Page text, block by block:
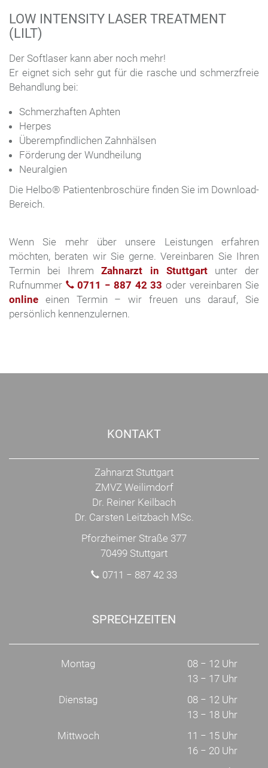
LOW INTENSITY LASER TREATMENT
(LILT)
Der Softlaser kann aber noch mehr!
Er eignet sich sehr gut für die rasche und schmerzfreie
Behandlung bei:
Schmerzhaften Aphten
Herpes
Überempfindlichen Zahnhälsen
Förderung der Wundheilung
Neuralgien
Die Helbo® Patientenbroschüre finden Sie im Download-
Bereich.
Wenn Sie mehr über unsere Leistungen erfahren
möchten, beraten wir Sie gerne. Vereinbaren Sie Ihren
Termin bei IhremZahnarzt in Stuttgartunter der
Rufnummer
0711 − 887 42 33 oder vereinbaren Sie
online einen Termin – wir freuen uns darauf, Sie
persönlich kennenzulernen.
KONTAKT
Zahnarzt Stuttgart
ZMVZ Weilimdorf
Dr. Reiner Keilbach
Dr. Carsten Leitzbach MSc.
Pforzheimer Straße 377
70499 Stuttgart
0711 − 887 42 33
SPRECHZEITEN
Montag
08 − 12 Uhr
13 − 17 Uhr
Dienstag
08 − 12 Uhr
13 − 18 Uhr
Mittwoch
11 − 15 Uhr
16 − 20 Uhr